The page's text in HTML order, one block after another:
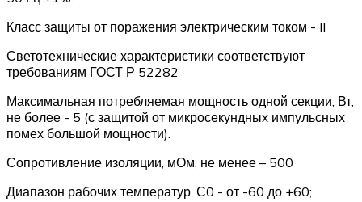
Класс защиты от поражения электрическим током - II
Светотехнические характеристики соответствуют
требованиям ГОСТ Р 52282
Максимальная потребляемая мощность одной секции, Вт,
не более - 5 (с защитой от микросекундных импульсных
помех большой мощности).
Сопротивление изоляции, мОм, не менее – 500
Диапазон рабочих температур, С0 - от -60 до +60;